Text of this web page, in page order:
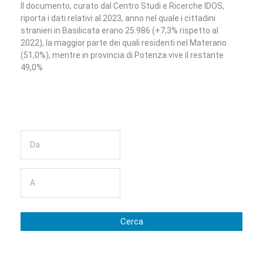
Il documento, curato dal Centro Studi e Ricerche IDOS,
riporta i dati relativi al 2023, anno nel quale i cittadini
stranieri in Basilicata erano 25.986 (+7,3% rispetto al
2022), la maggior parte dei quali residenti nel Materano
(51,0%), mentre in provincia di Potenza vive il restante
49,0%
Cerca